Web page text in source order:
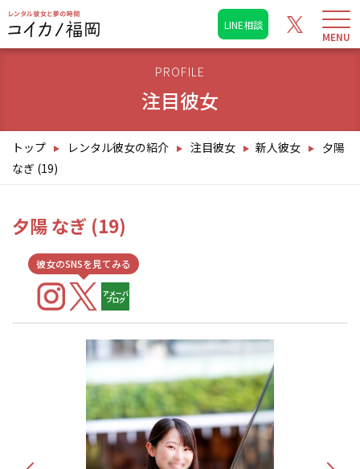
LINE相談
PROFILE
注目彼女
トップ レンタル彼女の紹介 注目彼女 新人彼女
夕陽
なぎ (19)
夕陽 なぎ (19)
彼女のSNSを見てみる
アメーバ
ブログ